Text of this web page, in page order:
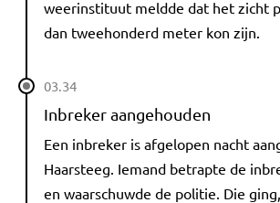
weerinstituut meldde dat het zicht
dan tweehonderd meter kon zijn.
03.34
Inbreker aangehouden
Een inbreker is afgelopen nacht
Haarsteeg. Iemand betrapte de
en waarschuwde de politie. Die